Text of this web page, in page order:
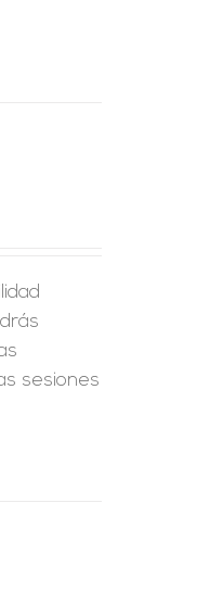
sesiones